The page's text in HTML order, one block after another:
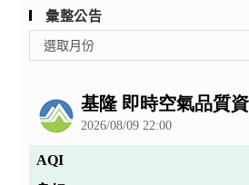
彙整公告
整
選取月份